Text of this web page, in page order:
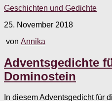
Geschichten und Gedichte
25. November 2018
von Annika
Adventsgedichte
Dominostein
In diesem Adventsgedicht für